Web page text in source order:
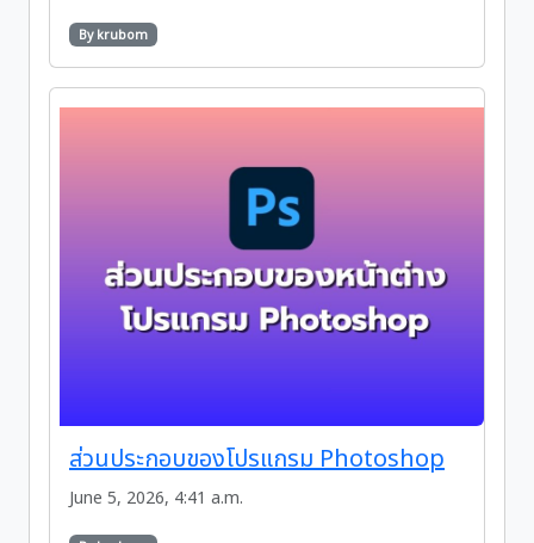
By krubom
ส่วนประกอบของโปรแกรม Photoshop
June 5, 2026, 4:41 a.m.